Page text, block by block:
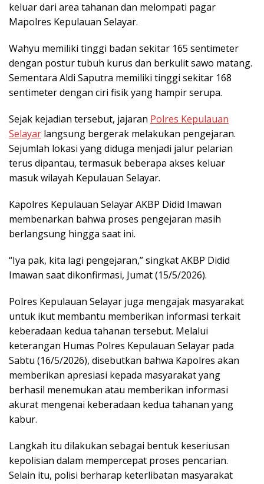
keluar dari area tahanan dan melompati pagar
Mapolres Kepulauan Selayar.
Wahyu memiliki tinggi badan sekitar 165 sentimeter
dengan postur tubuh kurus dan berkulit sawo matang.
Sementara Aldi Saputra memiliki tinggi sekitar 168
sentimeter dengan ciri fisik yang hampir serupa.
Sejak kejadian tersebut, jajaran Polres Kepulauan
Selayar langsung bergerak melakukan pengejaran.
Sejumlah lokasi yang diduga menjadi jalur pelarian
terus dipantau, termasuk beberapa akses keluar
masuk wilayah Kepulauan Selayar.
Kapolres Kepulauan Selayar AKBP Didid Imawan
membenarkan bahwa proses pengejaran masih
berlangsung hingga saat ini.
“Iya pak, kita lagi pengejaran,” singkat AKBP Didid
Imawan saat dikonfirmasi, Jumat (15/5/2026).
Polres Kepulauan Selayar juga mengajak masyarakat
untuk ikut membantu memberikan informasi terkait
keberadaan kedua tahanan tersebut. Melalui
keterangan Humas Polres Kepulauan Selayar pada
Sabtu (16/5/2026), disebutkan bahwa Kapolres akan
memberikan apresiasi kepada masyarakat yang
berhasil menemukan atau memberikan informasi
akurat mengenai keberadaan kedua tahanan yang
kabur.
Langkah itu dilakukan sebagai bentuk keseriusan
kepolisian dalam mempercepat proses pencarian.
Selain itu, polisi berharap keterlibatan masyarakat